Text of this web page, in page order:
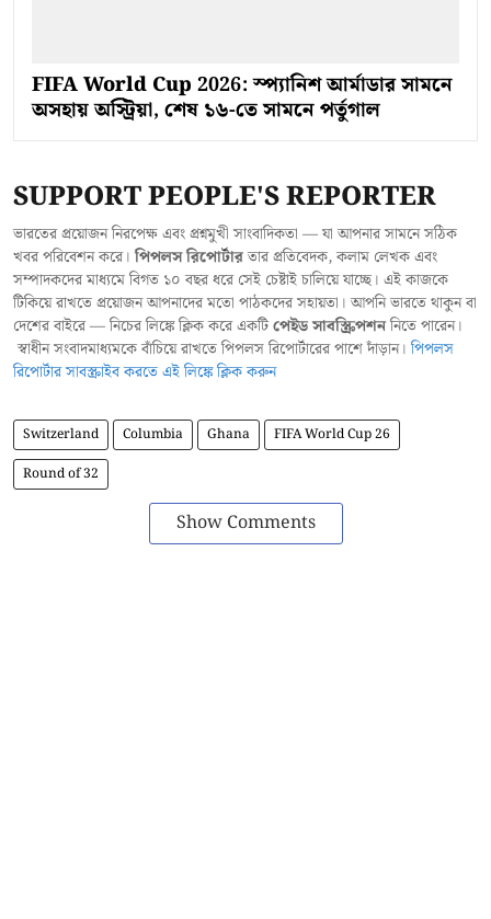
FIFA World Cup 2026: স্প্যানিশ আর্মাডার সামনে
অসহায় অস্ট্রিয়া, শেষ ১৬-তে সামনে পর্তুগাল
SUPPORT PEOPLE'S REPORTER
ভারতের প্রয়োজন নিরপেক্ষ এবং প্রশ্নমুখী সাংবাদিকতা — যা আপনার সামনে সঠিক
খবর পরিবেশন করে।পিপলস রিপোর্টারতার প্রতিবেদক, কলাম লেখক এবং
সম্পাদকদের মাধ্যমে বিগত ১০ বছর ধরে সেই চেষ্টাই চালিয়ে যাচ্ছে। এই কাজকে
টিকিয়ে রাখতে প্রয়োজন আপনাদের মতো পাঠকদের সহায়তা। আপনি ভারতে থাকুন বা
দেশের বাইরে — নিচের লিঙ্কে ক্লিক করে একটিপেইড সাবস্ক্রিপশননিতে পারেন।
স্বাধীন সংবাদমাধ্যমকে বাঁচিয়ে রাখতে পিপলস রিপোর্টারের পাশে দাঁড়ান।পিপলস
রিপোর্টার সাবস্ক্রাইব করতে এই লিঙ্কে ক্লিক করুন
Switzerland Columbia Ghana
FIFA World Cup 26
Round of 32
Show Comments